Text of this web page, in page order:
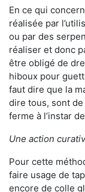
En ce qui
réalisée par
ou par des
réaliser et donc
être obligé de
hiboux pour
faut dire que la
dire tous, sont
ferme à l’instar
Une action
Pour cette
faire usage de
encore de colle